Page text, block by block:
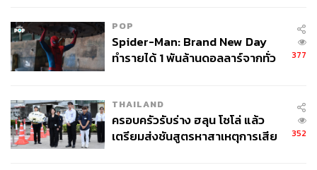
POP
Spider-Man: Brand New Day
ทำรายได้ 1 พันล้านดอลลาร์จากทั่ว
377
THAILAND
ครอบครัวรับร่าง ฮลุน โซโล่ แล้ว
เตรียมส่งชันสูตรหาสาเหตุการเสีย
352